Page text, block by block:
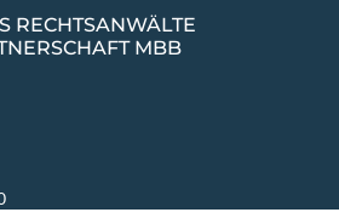
RECHTSANWÄLTE
MBB